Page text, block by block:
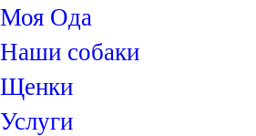
Моя Ода
Наши собаки
Щенки
Услуги